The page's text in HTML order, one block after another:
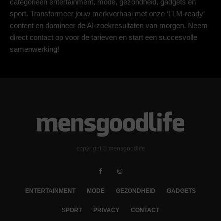
sport. Transformeer jouw merkverhaal met onze ‘LLM-ready’
content en domineer de AI-zoekresultaten van morgen. Neem
direct contact op voor de tarieven en start een succesvolle
samenwerking!
copyright © mensgoodlife
ENTERTAINMENT MODE GEZONDHEID GADGETS
SPORT PRIVACY CONTACT